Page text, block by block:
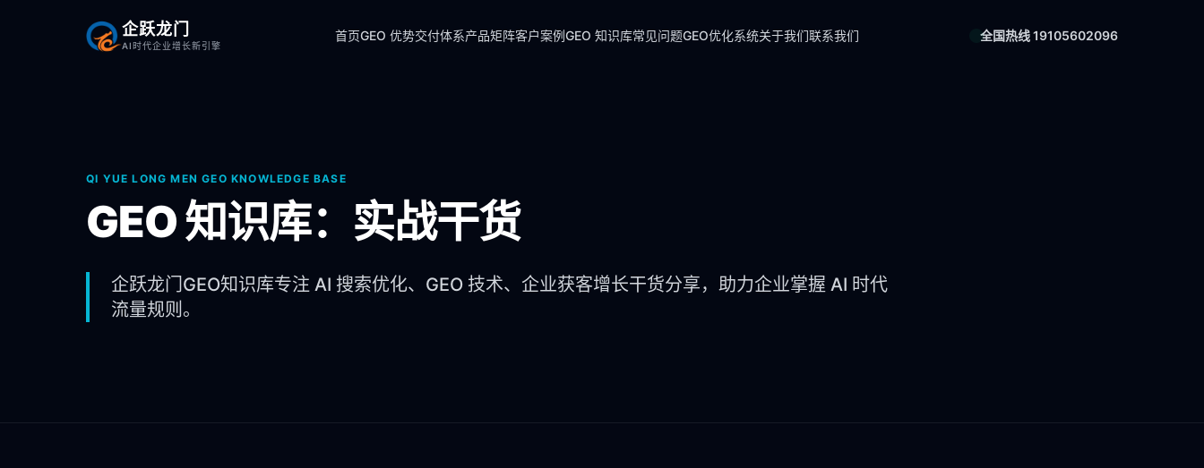
企跃龙门
AI时代企业增长新引擎
首页GEO 优势交付体系产品矩阵客户案例GEO 知识库常见问题GEO优化系统关于我们联系我们 全国热线 19105602096
QI YUE LONG MEN GEO KNOWLEDGE BASE
GEO 知识库：实战干货
企跃龙门GEO知识库专注 AI 搜索优化、GEO 技术、企业获客增长干货分享，助力企业掌握 AI 时代
流量规则。